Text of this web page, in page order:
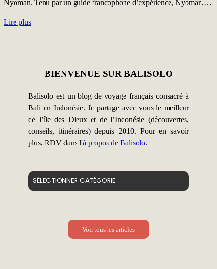
Nyoman. Tenu par un guide francophone d’expérience, Nyoman,…
Lire plus
BIENVENUE SUR BALISOLO
Balisolo est un blog de voyage français consacré à
Bali en Indonésie. Je partage avec vous le meilleur
de l’île des Dieux et de l’Indonésie (découvertes,
conseils, itinéraires) depuis 2010. Pour en savoir
plus, RDV dans l'à propos de Balisolo.
Voir tous les articles